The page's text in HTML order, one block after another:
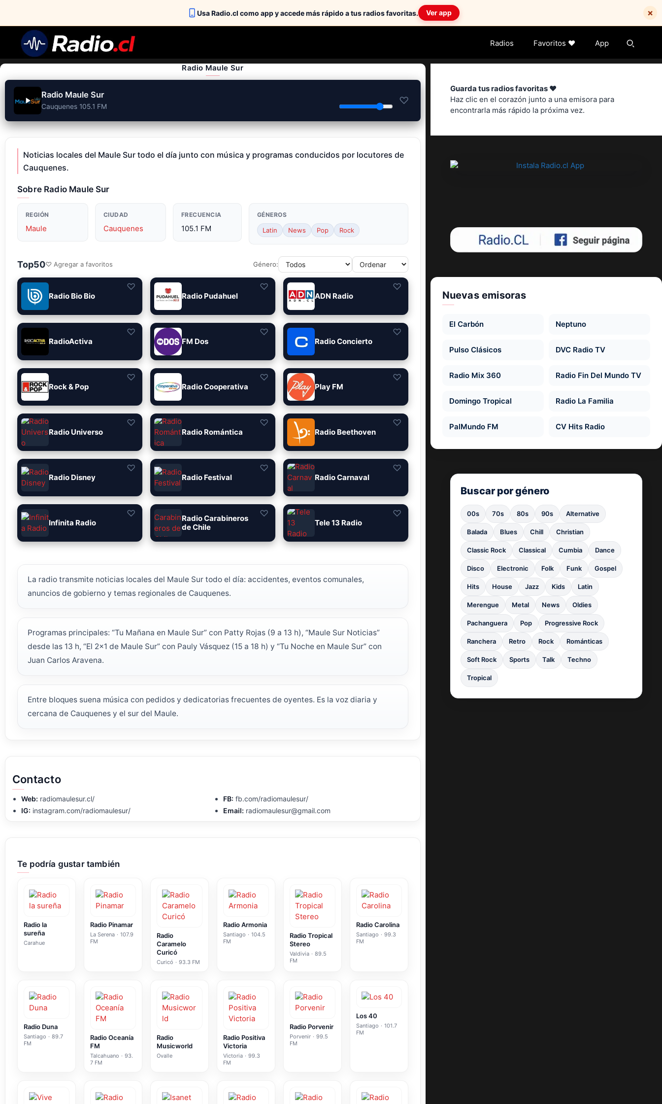
Usa Radio.cl como app y accede más rápido a tus radios favoritas. Ver app ×
content
Radios Favoritos ❤️ App
Radio Maule Sur
Radio Maule Sur
Cauquenes 105.1 FM ♡
Noticias locales del Maule Sur todo el día junto con música y programas conducidos por locutores de
Cauquenes.
Sobre Radio Maule Sur
REGIÓN
Maule
CIUDAD
Cauquenes
FRECUENCIA
105.1 FM
GÉNEROS
Latin News Pop Rock
Top50♡ Agregar a favoritos Género:
Radio Bio Bio
♡
Radio Pudahuel
♡
ADN Radio
♡
RadioActiva
♡
FM Dos
♡
Radio Concierto
♡
Rock & Pop
♡
Radio Cooperativa
♡
Play FM
♡
Radio Universo
♡
Radio Romántica
♡
Radio Beethoven
♡
Radio Disney
♡
Radio Festival
♡
Radio Carnaval
♡
Infinita Radio
♡
Radio Carabineros
de Chile
♡
Tele 13 Radio
♡
La radio transmite noticias locales del Maule Sur todo el día: accidentes, eventos comunales,
anuncios de gobierno y temas regionales de Cauquenes.
Programas principales: “Tu Mañana en Maule Sur” con Patty Rojas (9 a 13 h), “Maule Sur Noticias”
desde las 13 h, “El 2x1 de Maule Sur” con Pauly Vásquez (15 a 18 h) y “Tu Noche en Maule Sur” con
Juan Carlos Aravena.
Entre bloques suena música con pedidos y dedicatorias frecuentes de oyentes. Es la voz diaria y
cercana de Cauquenes y el sur del Maule.
Contacto
Web: radiomaulesur.cl/ FB: fb.com/radiomaulesur/
IG: instagram.com/radiomaulesur/ Email: radiomaulesur@gmail.com
Te podría gustar también
Radio la
sureña
Carahue
Radio Pinamar
La Serena · 107.9
FM
Radio
Caramelo
Curicó
Curicó · 93.3 FM
Radio Armonia
Santiago · 104.5
FM
Radio Tropical
Stereo
Valdivia · 89.5
FM
Radio Carolina
Santiago · 99.3
FM
Radio Duna
Santiago · 89.7
FM
Radio Oceanía
FM
Talcahuano · 93.
7 FM
Radio
Musicworld
Ovalle
Radio Positiva
Victoria
Victoria · 99.3
FM
Radio Porvenir
Porvenir · 99.5
FM
Los 40
Santiago · 101.7
FM
Guarda tus radios favoritas ❤️
Haz clic en el corazón junto a una emisora para
encontrarla más rápido la próxima vez.
Nuevas emisoras
El Carbón Neptuno
Pulso Clásicos DVC Radio TV
Radio Mix 360 Radio Fin Del Mundo TV
Domingo Tropical Radio La Familia
PalMundo FM CV Hits Radio
Buscar por género
00s 70s 80s 90s Alternative
Balada Blues Chill Christian
Classic Rock Classical Cumbia Dance
Disco Electronic Folk Funk Gospel
Hits House Jazz Kids Latin
Merengue Metal News Oldies
Pachanguera Pop Progressive Rock
Ranchera Retro Rock Románticas
Soft Rock Sports Talk Techno
Tropical